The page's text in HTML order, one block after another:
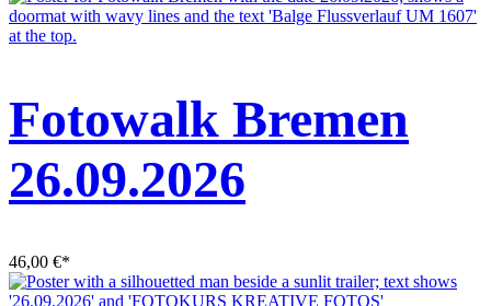
Fotowalk Bremen
26.09.2026
46,00 €*